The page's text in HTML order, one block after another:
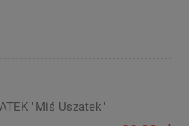
"Miś Uszatek"